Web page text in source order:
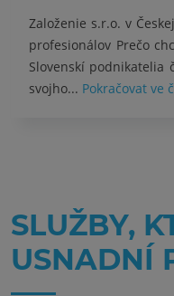
Založenie s.r.o. v
profesionálov Prečo
Slovenskí podnikatelia
svojho... Pokračovat ve
SLUŽBY,
USNADNÍ